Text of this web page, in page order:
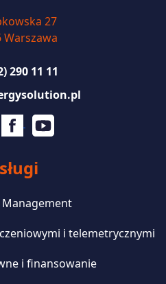
27
Warszawa
290 11 11
i telemetrycznymi
i finansowanie